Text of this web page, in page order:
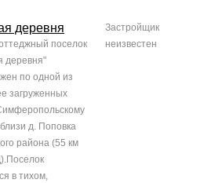
деревня
поселок
деревня"
по одной из
загруженных
д. Поповка
района (55 км
в тихом,
Застройщик
неизвестен